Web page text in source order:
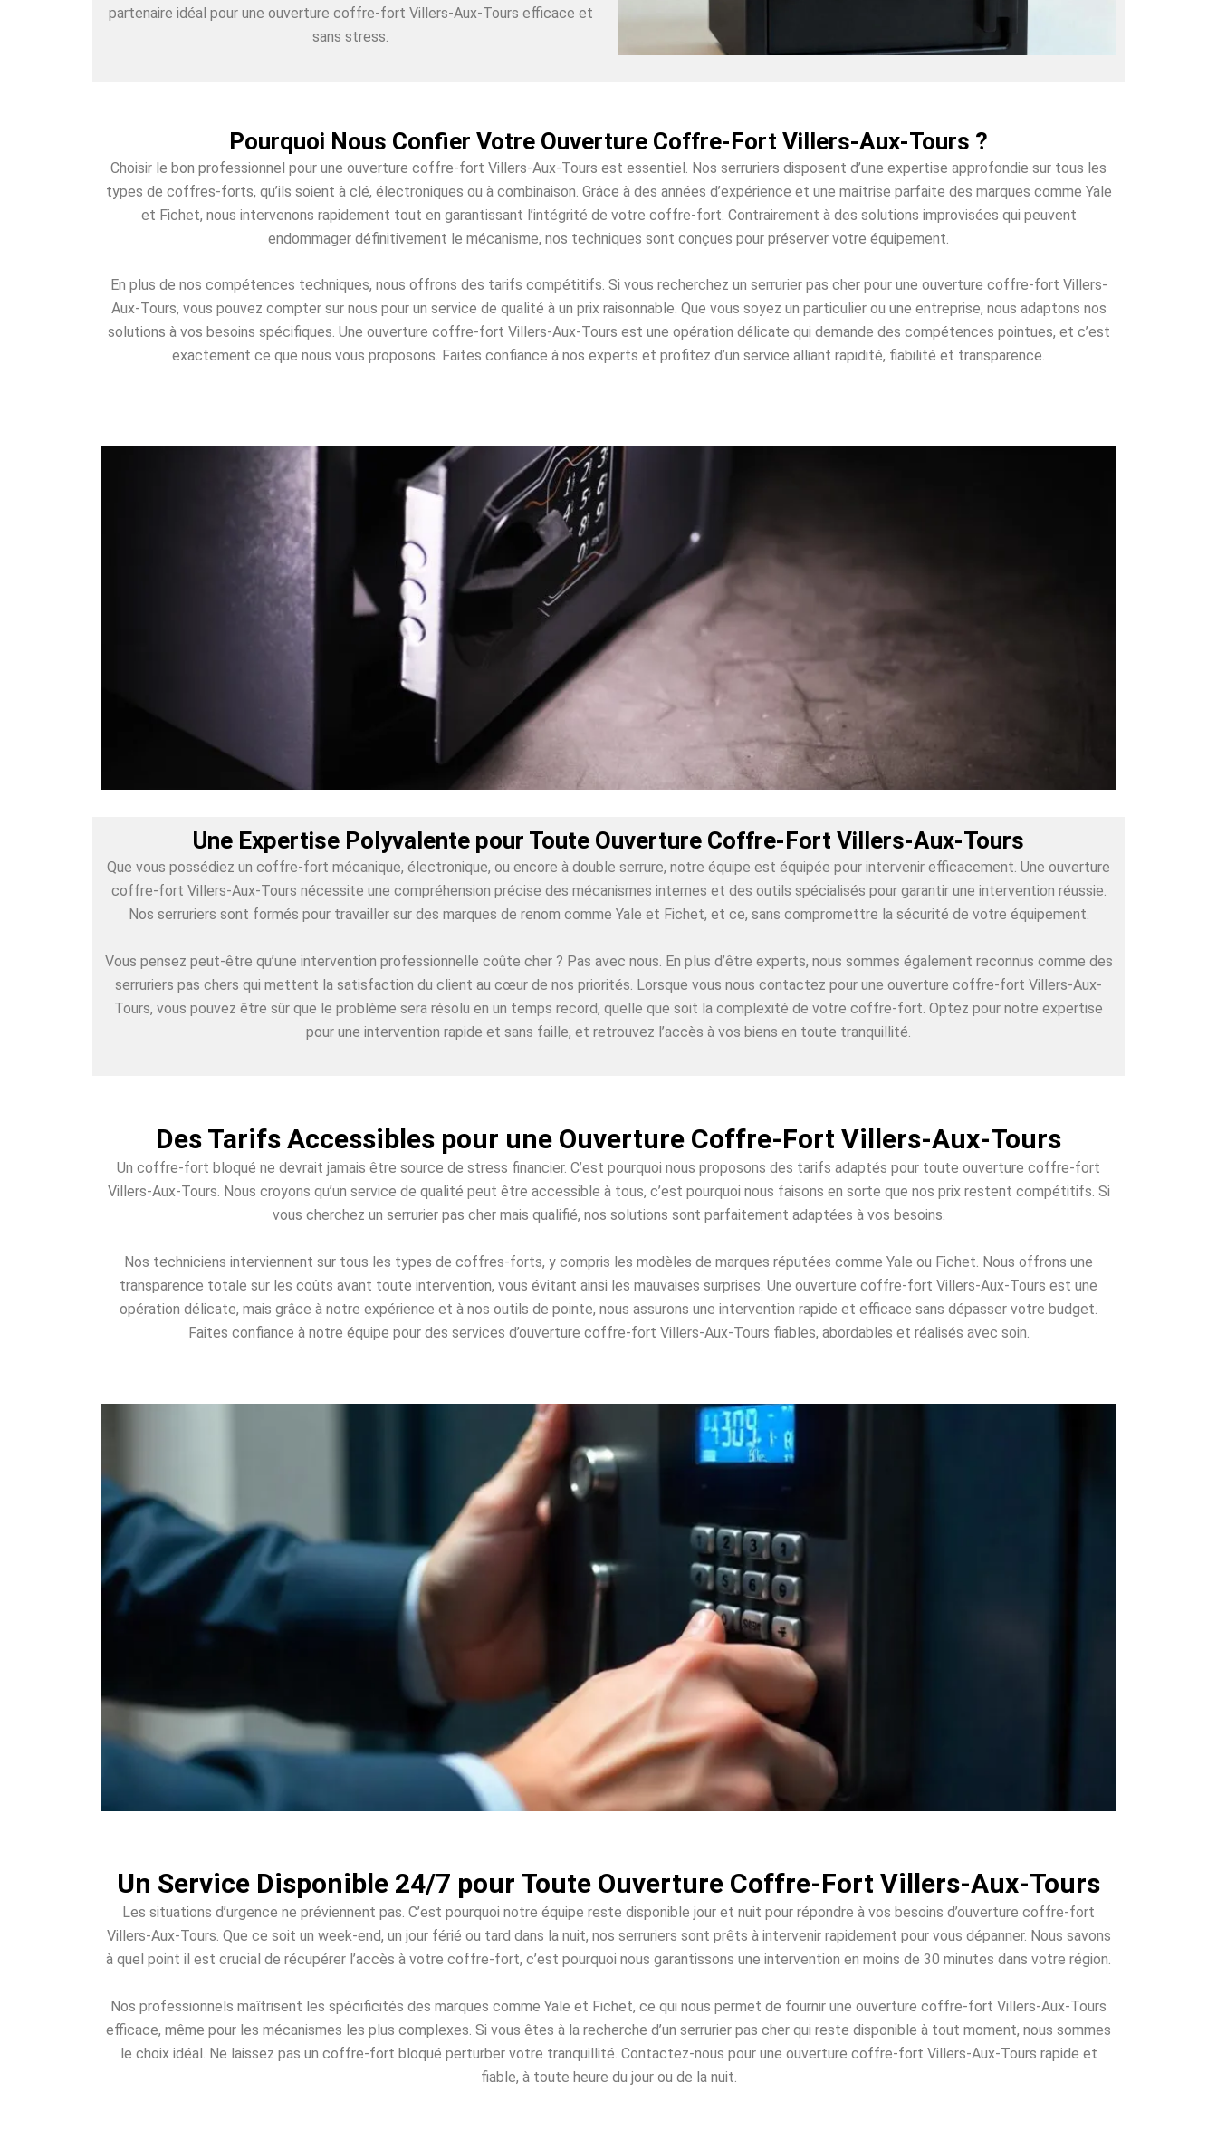
partenaire idéal pour une ouverture coffre-fort Villers-Aux-Tours efficace et
sans stress.
Pourquoi Nous Confier Votre Ouverture Coffre-Fort Villers-Aux-Tours ?
Choisir le bon professionnel pour une ouverture coffre-fort Villers-Aux-Tours est essentiel. Nos serruriers disposent d’une expertise approfondie sur tous les
types de coffres-forts, qu’ils soient à clé, électroniques ou à combinaison. Grâce à des années d’expérience et une maîtrise parfaite des marques comme Yale
et Fichet, nous intervenons rapidement tout en garantissant l’intégrité de votre coffre-fort. Contrairement à des solutions improvisées qui peuvent
endommager définitivement le mécanisme, nos techniques sont conçues pour préserver votre équipement.
En plus de nos compétences techniques, nous offrons des tarifs compétitifs. Si vous recherchez un serrurier pas cher pour une ouverture coffre-fort Villers-
Aux-Tours, vous pouvez compter sur nous pour un service de qualité à un prix raisonnable. Que vous soyez un particulier ou une entreprise, nous adaptons nos
solutions à vos besoins spécifiques. Une ouverture coffre-fort Villers-Aux-Tours est une opération délicate qui demande des compétences pointues, et c’est
exactement ce que nous vous proposons. Faites confiance à nos experts et profitez d’un service alliant rapidité, fiabilité et transparence.
Une Expertise Polyvalente pour Toute Ouverture Coffre-Fort Villers-Aux-Tours
Que vous possédiez un coffre-fort mécanique, électronique, ou encore à double serrure, notre équipe est équipée pour intervenir efficacement. Une ouverture
coffre-fort Villers-Aux-Tours nécessite une compréhension précise des mécanismes internes et des outils spécialisés pour garantir une intervention réussie.
Nos serruriers sont formés pour travailler sur des marques de renom comme Yale et Fichet, et ce, sans compromettre la sécurité de votre équipement.
Vous pensez peut-être qu’une intervention professionnelle coûte cher ? Pas avec nous. En plus d’être experts, nous sommes également reconnus comme des
serruriers pas chers qui mettent la satisfaction du client au cœur de nos priorités. Lorsque vous nous contactez pour une ouverture coffre-fort Villers-Aux-
Tours, vous pouvez être sûr que le problème sera résolu en un temps record, quelle que soit la complexité de votre coffre-fort. Optez pour notre expertise
pour une intervention rapide et sans faille, et retrouvez l’accès à vos biens en toute tranquillité.
Des Tarifs Accessibles pour une Ouverture Coffre-Fort Villers-Aux-Tours
Un coffre-fort bloqué ne devrait jamais être source de stress financier. C’est pourquoi nous proposons des tarifs adaptés pour toute ouverture coffre-fort
Villers-Aux-Tours. Nous croyons qu’un service de qualité peut être accessible à tous, c’est pourquoi nous faisons en sorte que nos prix restent compétitifs. Si
vous cherchez un serrurier pas cher mais qualifié, nos solutions sont parfaitement adaptées à vos besoins.
Nos techniciens interviennent sur tous les types de coffres-forts, y compris les modèles de marques réputées comme Yale ou Fichet. Nous offrons une
transparence totale sur les coûts avant toute intervention, vous évitant ainsi les mauvaises surprises. Une ouverture coffre-fort Villers-Aux-Tours est une
opération délicate, mais grâce à notre expérience et à nos outils de pointe, nous assurons une intervention rapide et efficace sans dépasser votre budget.
Faites confiance à notre équipe pour des services d’ouverture coffre-fort Villers-Aux-Tours fiables, abordables et réalisés avec soin.
Un Service Disponible 24/7 pour Toute Ouverture Coffre-Fort Villers-Aux-Tours
Les situations d’urgence ne préviennent pas. C’est pourquoi notre équipe reste disponible jour et nuit pour répondre à vos besoins d’ouverture coffre-fort
Villers-Aux-Tours. Que ce soit un week-end, un jour férié ou tard dans la nuit, nos serruriers sont prêts à intervenir rapidement pour vous dépanner. Nous savons
à quel point il est crucial de récupérer l’accès à votre coffre-fort, c’est pourquoi nous garantissons une intervention en moins de 30 minutes dans votre région.
Nos professionnels maîtrisent les spécificités des marques comme Yale et Fichet, ce qui nous permet de fournir une ouverture coffre-fort Villers-Aux-Tours
efficace, même pour les mécanismes les plus complexes. Si vous êtes à la recherche d’un serrurier pas cher qui reste disponible à tout moment, nous sommes
le choix idéal. Ne laissez pas un coffre-fort bloqué perturber votre tranquillité. Contactez-nous pour une ouverture coffre-fort Villers-Aux-Tours rapide et
fiable, à toute heure du jour ou de la nuit.